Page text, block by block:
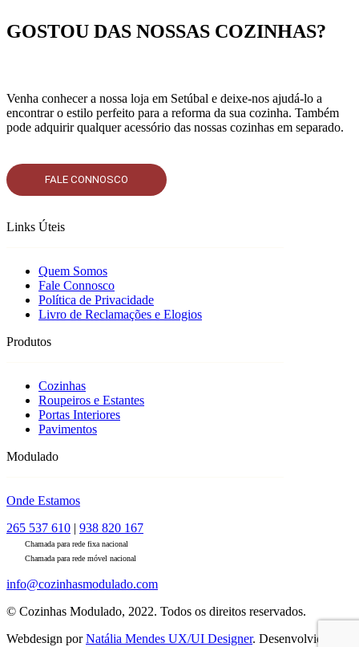
GOSTOU DAS NOSSAS COZINHAS?
Venha conhecer a nossa loja em Setúbal e deixe-nos ajudá-lo a
encontrar o estilo perfeito para a reforma da sua cozinha. Também
pode adquirir qualquer acessório das nossas cozinhas em separado.
FALE CONNOSCO
Links Úteis
Quem Somos
Fale Connosco
Política de Privacidade
Livro de Reclamações e Elogios
Produtos
Cozinhas
Roupeiros e Estantes
Portas Interiores
Pavimentos
Modulado
Onde Estamos
265 537 610 | 938 820 167
Chamada para rede fixa nacional
Chamada para rede móvel nacional
info@cozinhasmodulado.com
© Cozinhas Modulado, 2022. Todos os direitos reservados.
Webdesign porNatália Mendes UX/UI Designer. Desenvolvido por